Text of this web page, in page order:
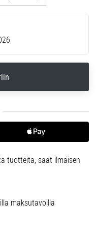
tuotteita, saat ilmaisen
maksutavoilla